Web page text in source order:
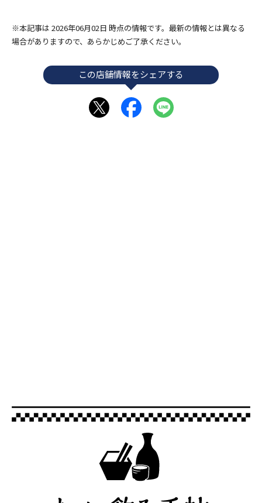
※本記事は 2026年06月02日 時点の情報です。最新の情報とは異なる
場合がありますので、あらかじめご了承ください。
この店舗情報をシェアする